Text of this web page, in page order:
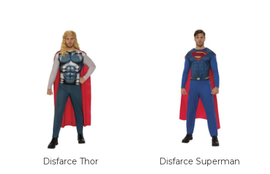
Disfarce Thor Disfarce Superman